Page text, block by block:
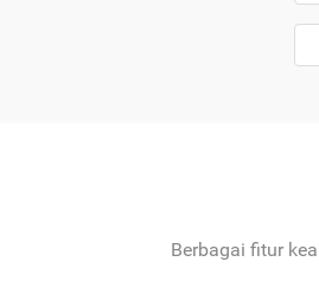
Berbagai fitur